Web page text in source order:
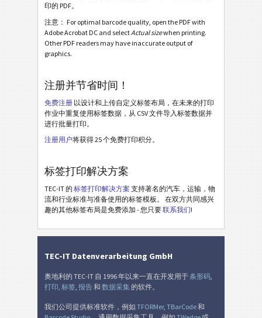
M
印的 PDF。
注意： For optimal barcode quality, open the PDF with
Adobe Acrobat DC and selectActual sizewhen printing.
Other PDF readers may have inaccurate output of
graphics.
注册并节省时间！
免费注册 以设计和上传自定义标签布局，在未来的打印
作业中重复使用标签数据，从 CSV 文件导入标签数据并
进行批量打印。
注册用户将获得 25 个免费打印积分。
标签打印解决方案
TEC-IT 的 标签打印解决方案 支持著名的汽车，运输，物
流和行业标准与准备使用的标签模板。 在双方共同感兴
趣的其他标签布局是免费添加 - 您只要联系我们!
TEC-IT Datenverarbeitung GmbH
奥地利的 TEC-IT 自 1996 年以来一直在开发用于条形码,
打印, 标签, 报告和 数据采集的软件。
我们公司提供标准软件，例如 TFORMer, TBarCode和